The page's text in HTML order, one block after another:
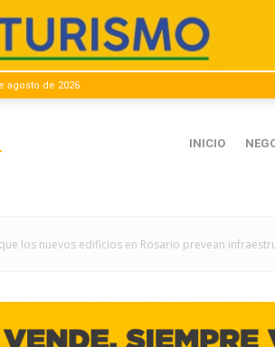
agosto de 2026
|
Información
INICIO
los nuevos edificios en Rosario prevean